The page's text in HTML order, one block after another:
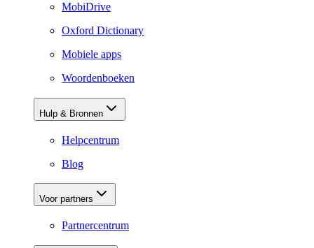
MobiDrive
Oxford Dictionary
Mobiele apps
Woordenboeken
Hulp & Bronnen
Helpcentrum
Blog
Voor partners
Partnercentrum